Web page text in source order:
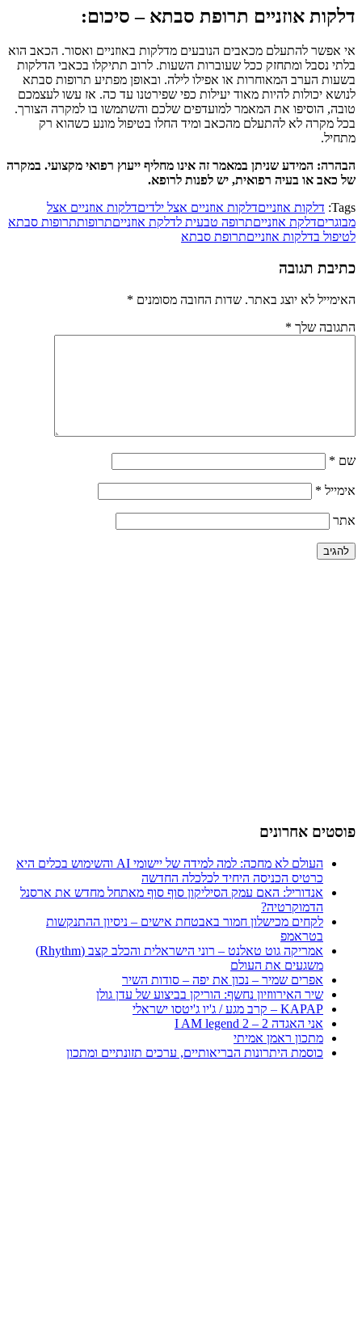
דלקות אוזניים תרופת סבתא – סיכום:
אי אפשר להתעלם מכאבים הנובעים מדלקות באוזניים ואסור. הכאב הוא
בלתי נסבל ומתחזק ככל שעוברות השעות. לרוב תתיקלו בכאבי הדלקות
בשעות הערב המאוחרות או אפילו לילה. ובאופן מפתיע תרופות סבתא
לנושא יכולות להיות מאוד יעילות כפי שפירטנו עד כה. אז עשו לעצמכם
טובה, הוסיפו את המאמר למועדפים שלכם והשתמשו בו למקרה הצורך.
בכל מקרה לא להתעלם מהכאב ומיד החלו בטיפול מונע כשהוא רק
מתחיל.
הבהרה: המידע שניתן במאמר זה אינו מחליף ייעוץ רפואי מקצועי. במקרה
של כאב או בעיה רפואית, יש לפנות לרופא.
Tags: דלקות אוזנייםדלקות אוזניים אצל ילדיםדלקות אוזניים אצל
מבוגריםדלקת אוזנייםתרופה טבעית לדלקת אוזנייםתרופותתרופות סבתא
לטיפול בדלקות אוזנייםתרופת סבתא
כתיבת תגובה
האימייל לא יוצג באתר. שדות החובה מסומנים *
התגובה שלך *
שם *
אימייל *
אתר
פוסטים אחרונים
העולם לא מחכה: למה למידה של יישומי AI והשימוש בכלים היא
כרטיס הכניסה היחיד לכלכלה החדשה
אנדוריל: האם עמק הסיליקון סוף סוף מאתחל מחדש את ארסנל
הדמוקרטיה?
לקחים מכישלון חמור באבטחת אישים – ניסיון ההתנקשות
בטראמפ
אמריקה גוט טאלנט – רוני הישראלית והכלב קצב (Rhythm)
משגעים את העולם
אפרים שמיר – נכון את יפה – סודות השיר
שיר האירווזיון נחשף: הוריקן בביצוע של עדן גולן
KAPAP – קרב מגע / ג'יו ג'יטסו ישראלי
אני האגדה 2 – I AM legend 2
מתכון ראמן אמיתי
כוסמת היתרונות הבריאותיים, ערכים תזונתיים ומתכון